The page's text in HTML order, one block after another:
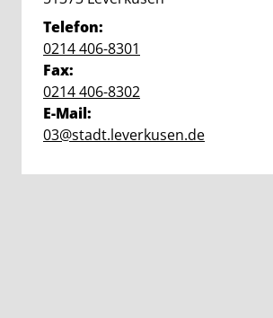
Telefon:
0214 406-8301
Fax:
0214 406-8302
E-Mail:
03@stadt.leverkusen.de